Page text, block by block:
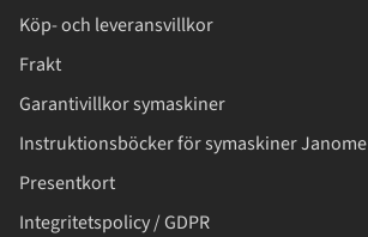
Köp- och leveransvillkor
Frakt
Garantivillkor symaskiner
Instruktionsböcker för symaskiner Janome
Presentkort
Integritetspolicy / GDPR